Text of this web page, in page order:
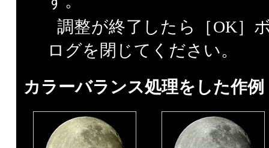
調整が終了したら［OK］
ログを閉じてください。
カラーバランス処理をした作例